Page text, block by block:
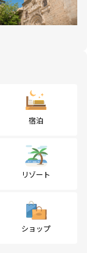
宿泊
リゾート
ショップ